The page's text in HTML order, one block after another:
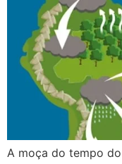
A moça do tempo